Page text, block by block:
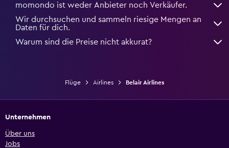
momondo ist weder Anbieter noch Verkäufer.
Wir durchsuchen und sammeln riesige Mengen an
Daten für dich.
Warum sind die Preise nicht akkurat?
Flüge Airlines Belair Airlines
Unternehmen
Über uns
Jobs